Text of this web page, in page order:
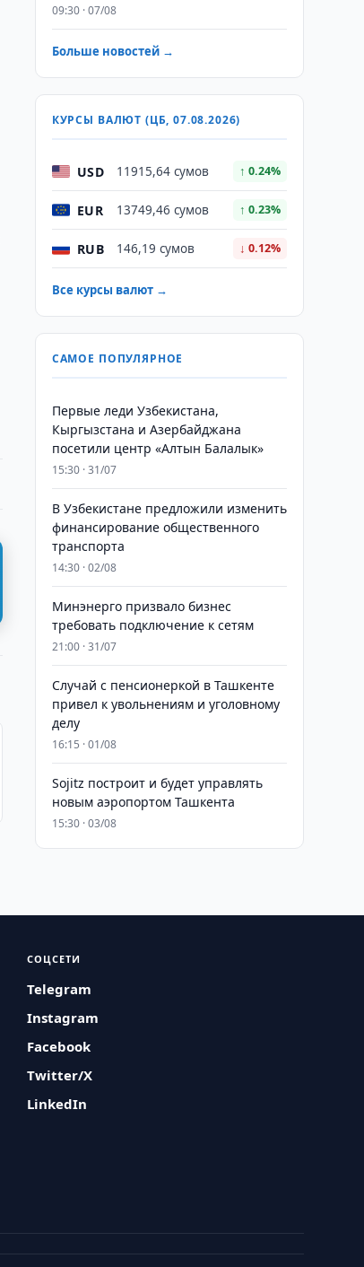
09:30 · 07/08
Больше новостей →
КУРСЫ ВАЛЮТ (ЦБ, 07.08.2026)
USD 11915,64 сумов ↑ 0.24%
EUR 13749,46 сумов ↑ 0.23%
RUB 146,19 сумов ↓ 0.12%
Все курсы валют →
САМОЕ ПОПУЛЯРНОЕ
Первые леди Узбекистана,
Кыргызстана и Азербайджана
посетили центр «Алтын Балалык»
15:30 · 31/07
В Узбекистане предложили изменить
финансирование общественного
транспорта
14:30 · 02/08
Минэнерго призвало бизнес
требовать подключение к сетям
21:00 · 31/07
Случай с пенсионеркой в Ташкенте
привел к увольнениям и уголовному
делу
16:15 · 01/08
Sojitz построит и будет управлять
новым аэропортом Ташкента
15:30 · 03/08
СОЦСЕТИ
Telegram
Instagram
Facebook
Twitter/X
LinkedIn